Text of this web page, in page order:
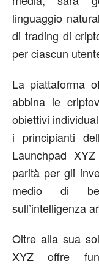
linguaggio
di trading di
per ciascun
La piattaforma
abbina le
obiettivi
i principianti
Launchpad
parità per gli
medio di
sull’intelligenza
Oltre alla sua
XYZ offre